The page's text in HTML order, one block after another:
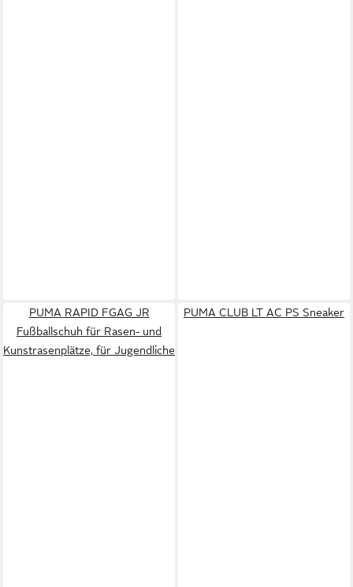
PUMA RAPID FGAG JR
Fußballschuh für Rasen- und
Kunstrasenplätze, für Jugendliche
PUMA CLUB LT AC PS Sneaker